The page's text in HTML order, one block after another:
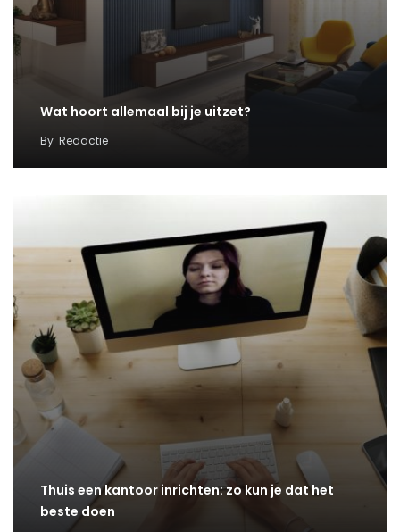
Wat hoort allemaal bij je uitzet?
By Redactie
Thuis een kantoor inrichten: zo kun je dat het
beste doen